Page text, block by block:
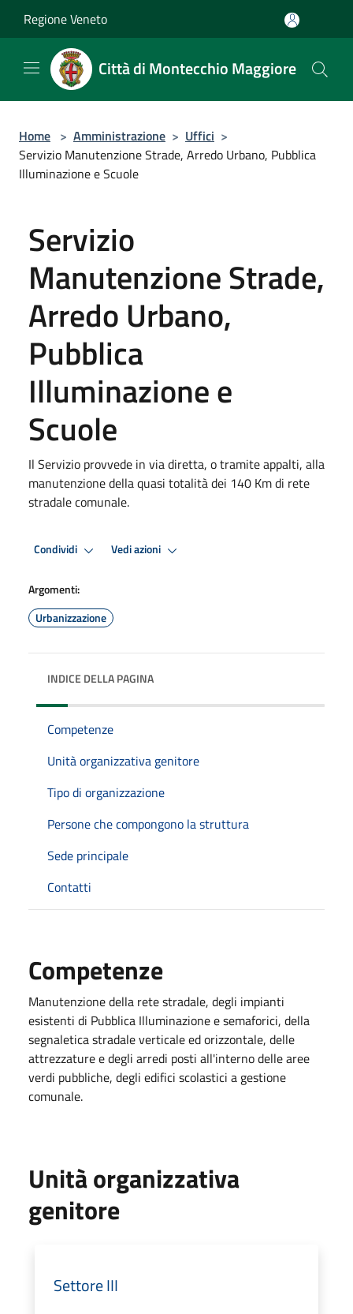
Regione Veneto
Città di Montecchio Maggiore
Home > Amministrazione > Uffici >
Servizio Manutenzione Strade, Arredo Urbano, Pubblica
Illuminazione e Scuole
Servizio
Manutenzione Strade,
Arredo Urbano,
Pubblica
Illuminazione e
Scuole
Il Servizio provvede in via diretta, o tramite appalti, alla
manutenzione della quasi totalità dei 140 Km di rete
stradale comunale.
Condividi Vedi azioni
Argomenti:
Urbanizzazione
INDICE DELLA PAGINA
Competenze
Unità organizzativa genitore
Tipo di organizzazione
Persone che compongono la struttura
Sede principale
Contatti
Competenze
Manutenzione della rete stradale, degli impianti
esistenti di Pubblica Illuminazione e semaforici, della
segnaletica stradale verticale ed orizzontale, delle
attrezzature e degli arredi posti all'interno delle aree
verdi pubbliche, degli edifici scolastici a gestione
comunale.
Unità organizzativa
genitore
Settore III